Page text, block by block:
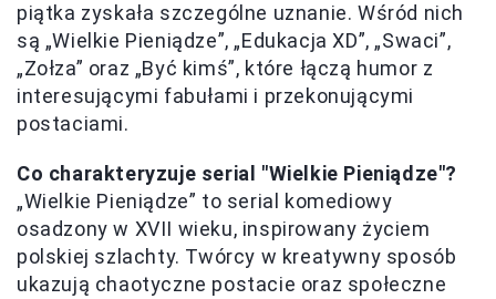
piątka zyskała szczególne uznanie. Wśród nich
są „Wielkie Pieniądze”, „Edukacja XD”, „Swaci”,
„Zołza” oraz „Być kimś”, które łączą humor z
interesującymi fabułami i przekonującymi
postaciami.
Co charakteryzuje serial "Wielkie Pieniądze"?
„Wielkie Pieniądze” to serial komediowy
osadzony w XVII wieku, inspirowany życiem
polskiej szlachty. Twórcy w kreatywny sposób
ukazują chaotyczne postacie oraz społeczne